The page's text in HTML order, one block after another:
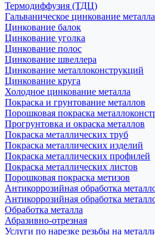
Термодиффузия (ТДЦ)
Гальваническое цинкование металла
Цинкование балок
Цинкование уголка
Цинкование полос
Цинкование швеллера
Цинкование металлоконструкций
Цинкование круга
Холодное цинкование металла
Покраска и грунтование металлов
Порошковая покраска
Прогрунтовка и окраска металлов
Покраска металлических труб
Покраска металлических изделий
Покраска металлических профилей
Покраска металлических листов
Порошковая покраска метизов
Антикоррозийная обработка
Антикоррозийная обработка
Обработка металла
Абразивно-отрезная
Услуги по нарезке резьбы на